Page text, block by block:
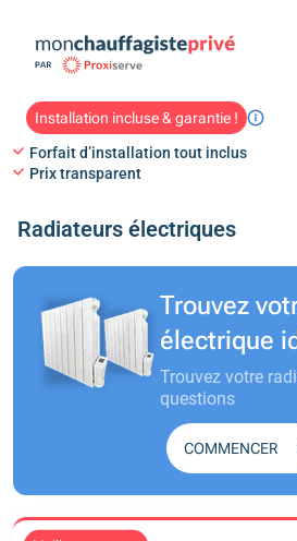
Installation incluse & garantie !
Forfait d’installation tout inclus
Prix transparent
Radiateurs électriques
Trouvez
électrique
Trouvez votre
questions
COMMENCER